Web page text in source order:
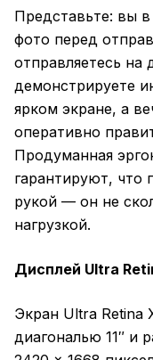
Представьте: вы
фото перед
отправляетесь на
демонстрируете
ярком экране, а
оперативно
Продуманная
гарантируют, что
рукой — он не
нагрузкой.
Дисплей Ultra
Экран Ultra Retina
диагональю 11″ и